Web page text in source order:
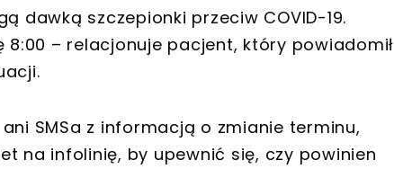
dawką szczepionki przeciw COVID-19.
– relacjonuje pacjent, który powiadomił
SMSa z informacją o zmianie terminu,
na infolinię, by upewnić się, czy powinien